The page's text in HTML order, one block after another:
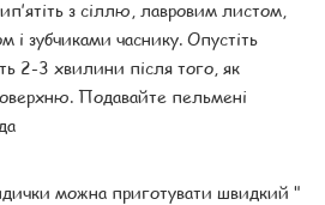
з сіллю, лавровим листом,
зубчиками часнику. Опустіть
2-3 хвилини після того, як
Подавайте пельмені
можна приготувати швидкий "